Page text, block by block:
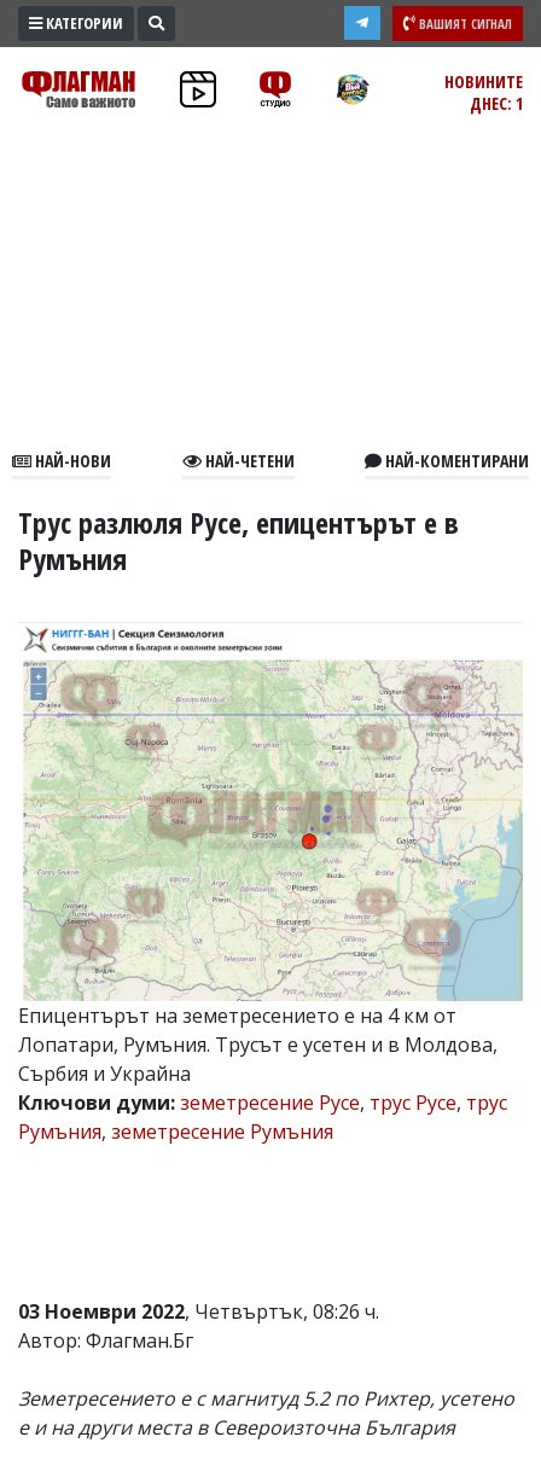
ПРОМО
ЗОНА
В
УКРАЙНА
СПОРТ
РАЗСЛЕДВАНЕ
БИЗНЕС
ЮГ
Управители:
Веселин
Василев,
email:
v.vasilev@flagman.bg
Катя
Касабова,
еmail:k.kassabova@flagman.bg
Главен
редактор:
Иван
Колев,
email:
office@flagman.bg
Коментарите
под
не
носи
отговорност
тях!
Ако
откриете
КАТЕГОРИИ ВАШИЯТ СИГНАЛ
НОВИНИТЕ
ДНЕС: 1
НАЙ-НОВИ НАЙ-ЧЕТЕНИ НАЙ-КОМЕНТИРАНИ
Трус разлюля Русе, епицентърът е в
Румъния
Епицентърът на земетресението е на 4 км от
Лопатари, Румъния. Трусът е усетен и в Молдова,
Сърбия и Украйна
Ключови думи:земетресение Русе, трус Русе, трус
Румъния, земетресение Румъния
03 Ноември 2022, Четвъртък, 08:26 ч.
Автор: Флагман.Бг
Земетресението е с магнитуд 5.2 по Рихтер, усетено
е и на други места в Североизточна България